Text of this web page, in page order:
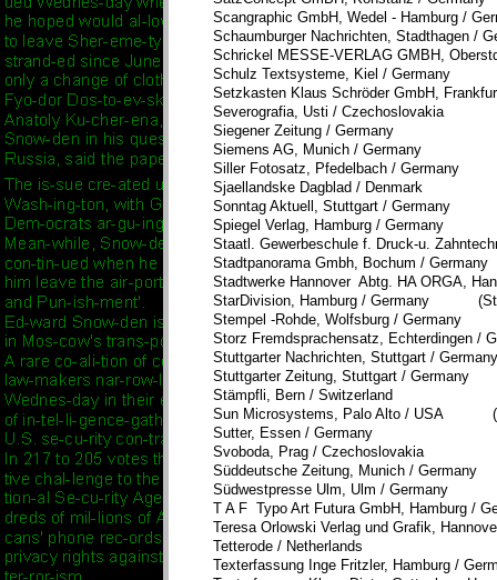
Scangraphic GmbH, Wedel - Hamburg
Schaumburger Nachrichten, Stadthagen /
Schrickel MESSE-VERLAG GMBH,
Schulz Textsysteme, Kiel / Germany
Setzkasten Klaus Schröder GmbH,
Severografia, Usti / Czechoslovakia
Siegener Zeitung / Germany
Siemens AG, Munich / Germany
Siller Fotosatz, Pfedelbach / Germany
Sjaellandske Dagblad / Denmark
Sonntag Aktuell, Stuttgart / Germany
Spiegel Verlag, Hamburg / Germany
Staatl. Gewerbeschule f. Druck-u.
Stadtpanorama Gmbh, Bochum / Germany
Stadtwerke Hannover Abtg. HA ORGA,
StarDivision, Hamburg / Germany
Stempel -Rohde, Wolfsburg / Germany
Storz Fremdsprachensatz, Echterdingen /
Stuttgarter Nachrichten, Stuttgart / Germany
Stuttgarter Zeitung, Stuttgart / Germany
Stämpfli, Bern / Switzerland
Sun Microsystems, Palo Alto / USA
Sutter, Essen / Germany
Svoboda, Prag / Czechoslovakia
Süddeutsche Zeitung, Munich / Germany
Südwestpresse Ulm, Ulm / Germany
T A F Typo Art Futura GmbH, Hamburg /
Teresa Orlowski Verlag und Grafik,
Tetterode / Netherlands
Texterfassung Inge Fritzler, Hamburg /